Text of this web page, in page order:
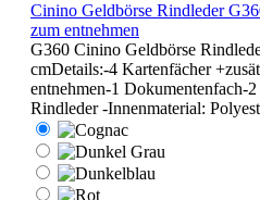
Cinino Geldbörse Rindleder
zum entnehmen
G360 Cinino Geldbörse
cmDetails:-4 Kartenfächer
entnehmen-1 Dokumentenfach-
Rindleder -Innenmaterial: